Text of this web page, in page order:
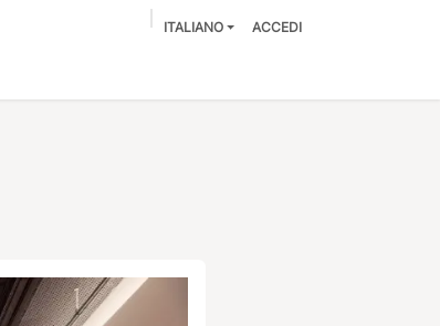
ITALIANO ACCEDI